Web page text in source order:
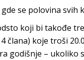
se polovina svih
koji bi takođe
člana) koje troši
godišnje – ukoliko